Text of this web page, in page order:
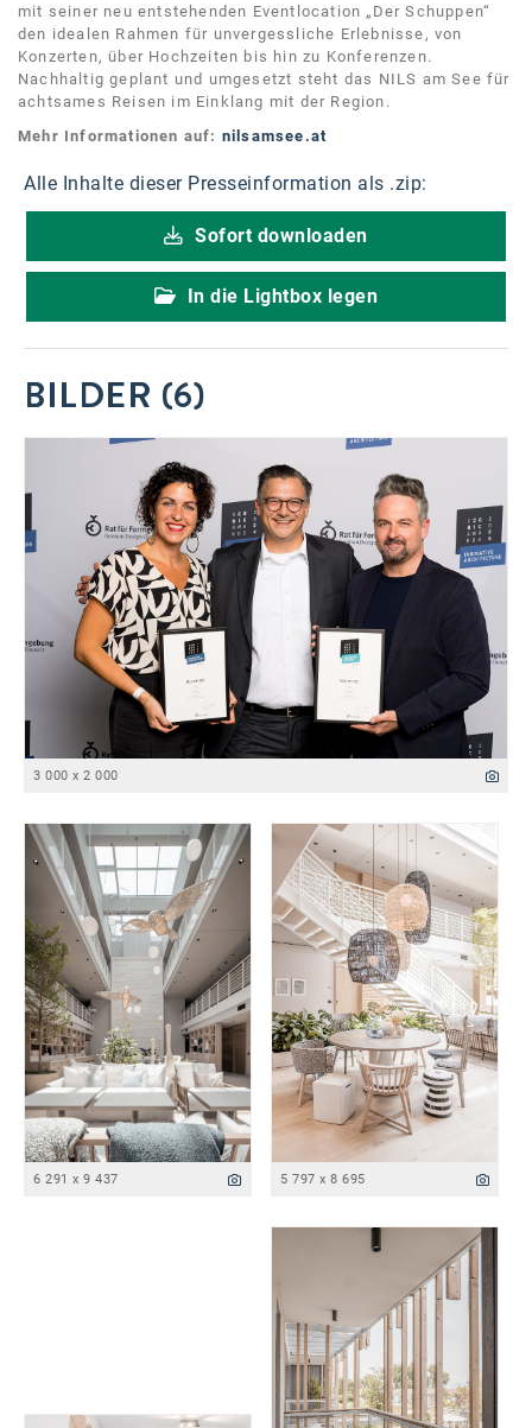
mit seiner neu entstehenden Eventlocation „Der Schuppen“
den idealen Rahmen für unvergessliche Erlebnisse, von
Konzerten, über Hochzeiten bis hin zu Konferenzen.
Nachhaltig geplant und umgesetzt steht das NILS am See für
achtsames Reisen im Einklang mit der Region.
Mehr Informationen auf: nilsamsee.at
Alle Inhalte dieser Presseinformation als .zip:
Sofort downloaden
In die Lightbox legen
BILDER (6)
3 000 x 2 000
6 291 x 9 437 5 797 x 8 695